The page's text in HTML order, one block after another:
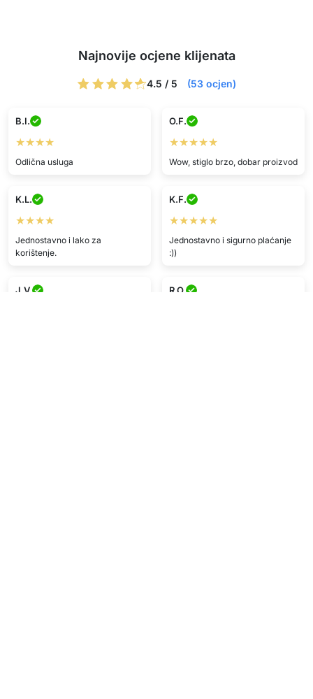
Najnovije ocjene klijenata
4.5 / 5 (53 ocjen)
B.I.
★★★★
Odlična usluga
O.F.
★★★★★
Wow, stiglo brzo, dobar proizvod
K.L.
★★★★
Jednostavno i lako za
korištenje.
K.F.
★★★★★
Jednostavno i sigurno plaćanje
:))
J.V. R.O.